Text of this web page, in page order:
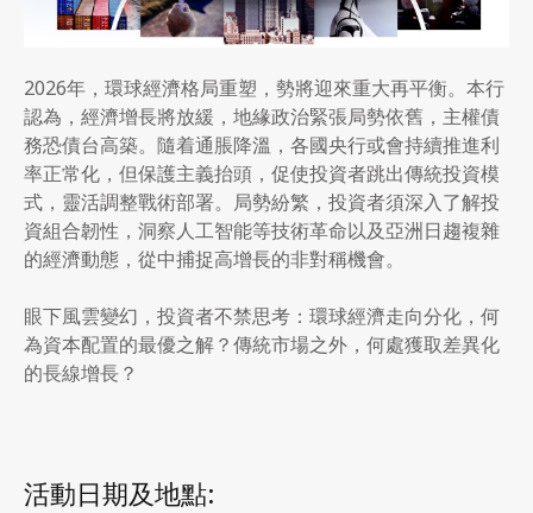
2026年，環球經濟格局重塑，勢將迎來重大再平衡。本行
認為，經濟增長將放緩，地緣政治緊張局勢依舊，主權債
務恐債台高築。隨着通脹降溫，各國央行或會持續推進利
率正常化，但保護主義抬頭，促使投資者跳出傳統投資模
式，靈活調整戰術部署。局勢紛繁，投資者須深入了解投
資組合韌性，洞察人工智能等技術革命以及亞洲日趨複雜
的經濟動態，從中捕捉高增長的非對稱機會。
眼下風雲變幻，投資者不禁思考：環球經濟走向分化，何
為資本配置的最優之解？傳統市場之外，何處獲取差異化
的長線增長？
活動日期及地點: